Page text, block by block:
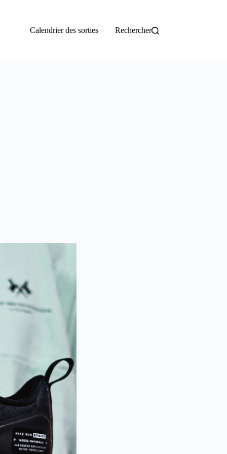
Calendrier des sorties Rechercher